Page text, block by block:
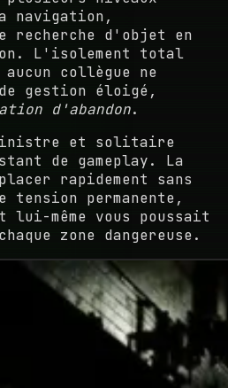
navigation,
recherche d'objet en
L'isolement total
collègue ne
gestion éloigé,
d'abandon.
sinistre et solitaire
de gameplay. La
rapidement sans
permanente,
lui-même vous poussait
zone dangereuse.